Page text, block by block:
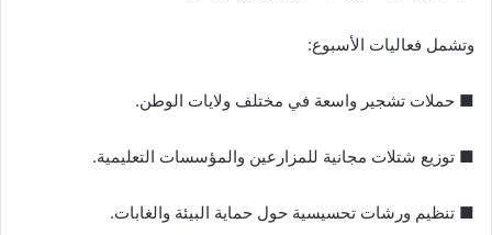
وتشمل فعاليات الأسبوع:
■ حملات تشجير واسعة في مختلف ولايات الوطن.
■ توزيع شتلات مجانية للمزارعين والمؤسسات التعليمية.
■ تنظيم ورشات تحسيسية حول حماية البيئة والغابات.